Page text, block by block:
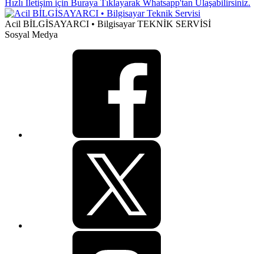
Hızlı İletişim için Buraya Tıklayarak Whatsapp'tan Ulaşabilirsiniz.
Acil BİLGİSAYARCI • Bilgisayar TEKNİK SERVİSİ
Sosyal Medya